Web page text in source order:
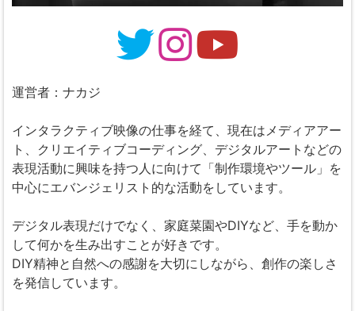
運営者：ナカジ
インタラクティブ映像の仕事を経て、現在はメディアアー
ト、クリエイティブコーディング、デジタルアートなどの
表現活動に興味を持つ人に向けて「制作環境やツール」を
中心にエバンジェリスト的な活動をしています。
デジタル表現だけでなく、家庭菜園やDIYなど、手を動か
して何かを生み出すことが好きです。
DIY精神と自然への感謝を大切にしながら、創作の楽しさ
を発信しています。